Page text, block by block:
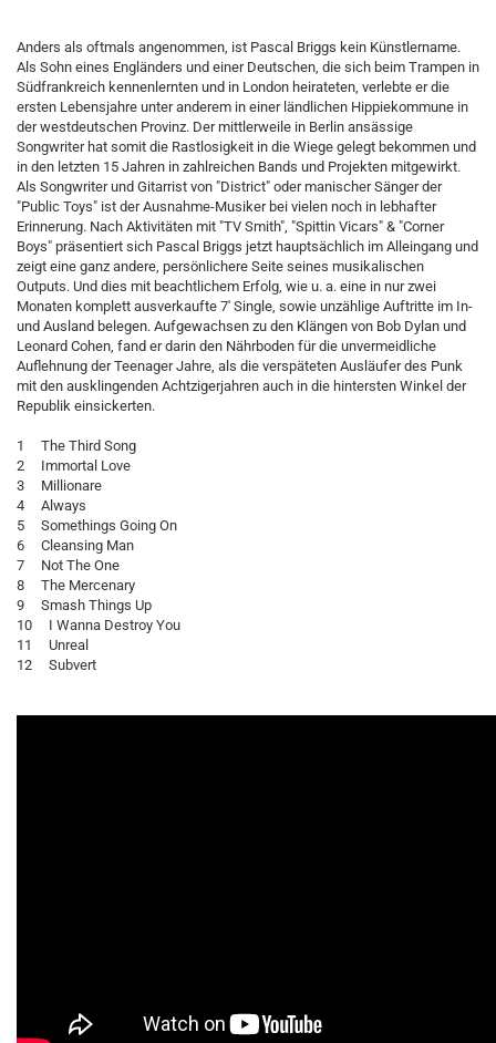
Anders als oftmals angenommen, ist Pascal Briggs kein Künstlername.
Als Sohn eines Engländers und einer Deutschen, die sich beim Trampen in
Südfrankreich kennenlernten und in London heirateten, verlebte er die
ersten Lebensjahre unter anderem in einer ländlichen Hippiekommune in
der westdeutschen Provinz. Der mittlerweile in Berlin ansässige
Songwriter hat somit die Rastlosigkeit in die Wiege gelegt bekommen und
in den letzten 15 Jahren in zahlreichen Bands und Projekten mitgewirkt.
Als Songwriter und Gitarrist von "District" oder manischer Sänger der
"Public Toys" ist der Ausnahme-Musiker bei vielen noch in lebhafter
Erinnerung. Nach Aktivitäten mit "TV Smith", "Spittin Vicars" & "Corner
Boys" präsentiert sich Pascal Briggs jetzt hauptsächlich im Alleingang und
zeigt eine ganz andere, persönlichere Seite seines musikalischen
Outputs. Und dies mit beachtlichem Erfolg, wie u. a. eine in nur zwei
Monaten komplett ausverkaufte 7' Single, sowie unzählige Auftritte im In-
und Ausland belegen. Aufgewachsen zu den Klängen von Bob Dylan und
Leonard Cohen, fand er darin den Nährboden für die unvermeidliche
Auflehnung der Teenager Jahre, als die verspäteten Ausläufer des Punk
mit den ausklingenden Achtzigerjahren auch in die hintersten Winkel der
Republik einsickerten.
1 The Third Song
2 Immortal Love
3 Millionare
4 Always
5 Somethings Going On
6 Cleansing Man
7 Not The One
8 The Mercenary
9 Smash Things Up
10 I Wanna Destroy You
11 Unreal
12 Subvert